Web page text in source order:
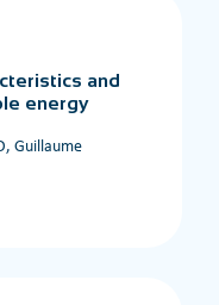
and
energy
Guillaume